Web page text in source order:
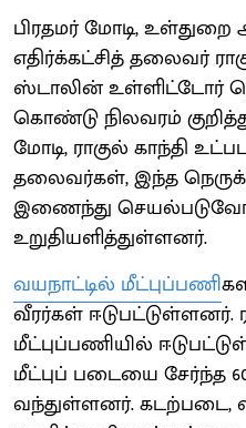
பிரதமர் மோடி,
எதிர்க்கட்சித் தலைவர்
ஸ்டாலின் உள்ளிட்டோர்
கொண்டு நிலவரம்
மோடி, ராகுல் காந்தி
தலைவர்கள், இந்த
இணைந்து
உறுதியளித்துள்ளனர்.
வயநாட்டில் மீட்புப்பணி
வீரர்கள் ஈடுபட்டுள்ளனர்.
மீட்புப்பணியில்
மீட்புப் படையை சேர்ந்த
வந்துள்ளனர். கடற்படை,